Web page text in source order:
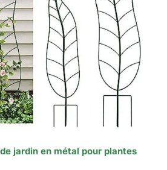
jardin en métal pour plantes